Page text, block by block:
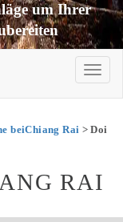
um Ihrer
beiChiang Rai > Doi
RAI